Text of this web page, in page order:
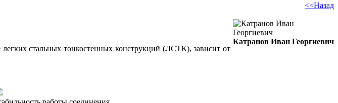
<<Назад
Катранов Иван Георгиевич
стальных тонкостенных конструкций (ЛСТК), зависит от